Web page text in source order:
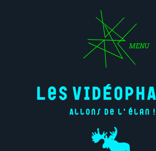
MENU
Allons de l'élan !